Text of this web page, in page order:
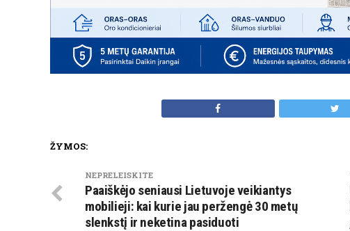
ŽYMOS:
NEPRELEISKITE
Paaiškėjo seniausi Lietuvoje veikiantys
mobilieji: kai kurie jau peržengė 30 metų
slenkstį ir neketina pasiduoti